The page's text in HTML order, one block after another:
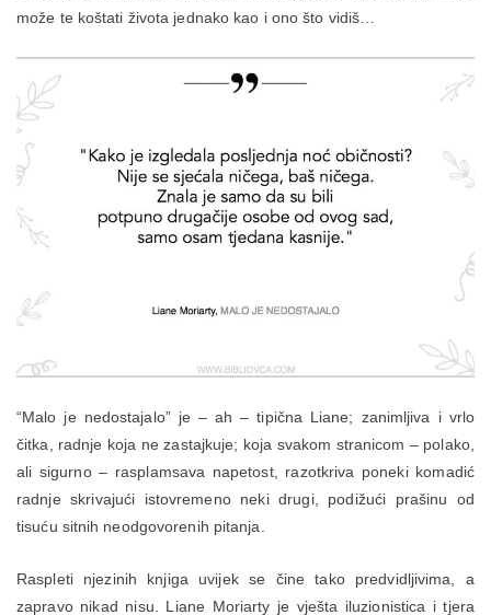
može te koštati života jednako kao i ono što vidiš…
“Malo je nedostajalo” je – ah – tipična Liane; zanimljiva i vrlo
čitka, radnje koja ne zastajkuje; koja svakom stranicom – polako,
ali sigurno – rasplamsava napetost, razotkriva poneki komadić
radnje skrivajući istovremeno neki drugi, podižući prašinu od
tisuću sitnih neodgovorenih pitanja.
Raspleti njezinih knjiga uvijek se čine tako predvidljivima, a
zapravo nikad nisu. Liane Moriarty je vješta iluzionistica i tjera